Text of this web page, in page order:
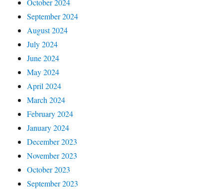
September 2024
August 2024
July 2024
June 2024
May 2024
April 2024
March 2024
February 2024
January 2024
December 2023
November 2023
October 2023
September 2023